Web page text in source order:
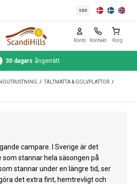
SEK
Konto Kontakt Korg
30 dagars ångerrätt
/ TÄLTMATTA & GOLVPLATTOR /
campare. I Sverige är det
stannar hela säsongen på
stannar under en längre tid, ser
det extra fint, hemtrevligt och